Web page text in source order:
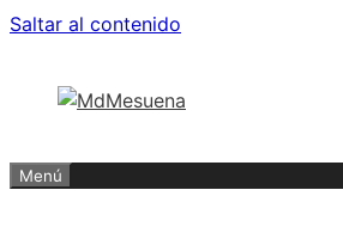
Saltar al contenido
Menú